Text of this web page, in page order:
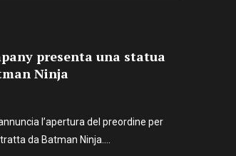
presenta una statua
Ninja
l’apertura del preordine per
da Batman Ninja.…